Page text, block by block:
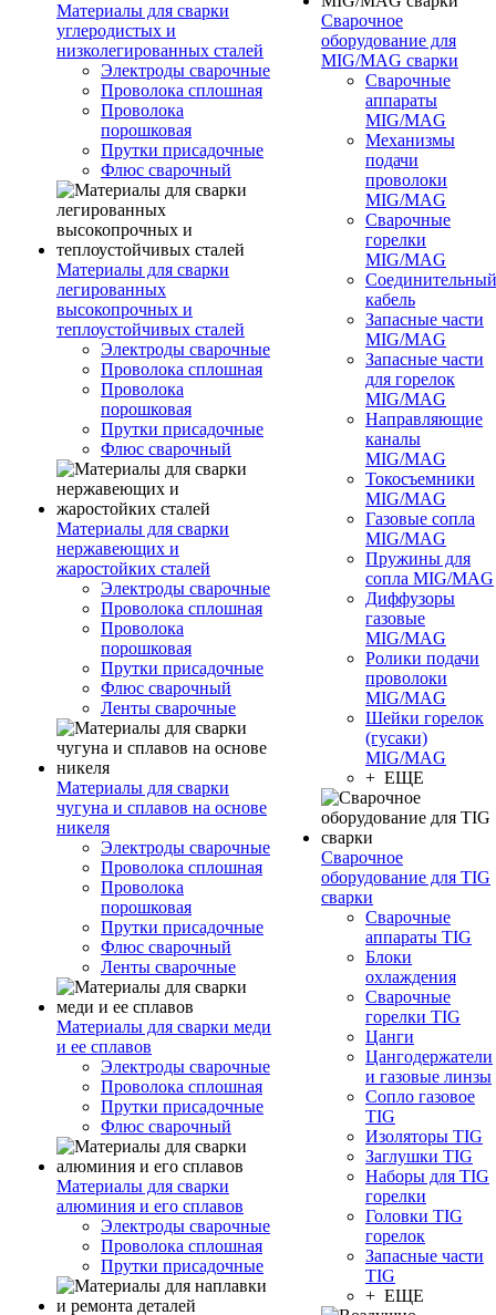
Материалы для сварки
углеродистых и
низколегированных сталей
Электроды сварочные
Проволока сплошная
Проволока
порошковая
Прутки присадочные
Флюс сварочный
Материалы для сварки
легированных
высокопрочных и
теплоустойчивых сталей
Электроды сварочные
Проволока сплошная
Проволока
порошковая
Прутки присадочные
Флюс сварочный
Материалы для сварки
нержавеющих и
жаростойких сталей
Электроды сварочные
Проволока сплошная
Проволока
порошковая
Прутки присадочные
Флюс сварочный
Ленты сварочные
Материалы для сварки
чугуна и сплавов на основе
никеля
Электроды сварочные
Проволока сплошная
Проволока
порошковая
Прутки присадочные
Флюс сварочный
Ленты сварочные
Материалы для сварки меди
и ее сплавов
Электроды сварочные
Проволока сплошная
Прутки присадочные
Флюс сварочный
Материалы для сварки
алюминия и его сплавов
Электроды сварочные
Проволока сплошная
Прутки присадочные
Сварочное
оборудование для
MIG/MAG сварки
Сварочные
аппараты
MIG/MAG
Механизмы
подачи
проволоки
MIG/MAG
Сварочные
горелки
MIG/MAG
Соединительный
кабель
Запасные части
MIG/MAG
Запасные части
для горелок
MIG/MAG
Направляющие
каналы
MIG/MAG
Токосъемники
MIG/MAG
Газовые сопла
MIG/MAG
Пружины для
сопла MIG/MAG
Диффузоры
газовые
MIG/MAG
Ролики подачи
проволоки
MIG/MAG
Шейки горелок
(гусаки)
MIG/MAG
+ ЕЩЕ
Сварочное
оборудование для TIG
сварки
Сварочные
аппараты TIG
Блоки
охлаждения
Сварочные
горелки TIG
Цанги
Цангодержатели
и газовые линзы
Сопло газовое
TIG
Изоляторы TIG
Заглушки TIG
Наборы для TIG
горелки
Головки TIG
горелок
Запасные части
TIG
+ ЕЩЕ